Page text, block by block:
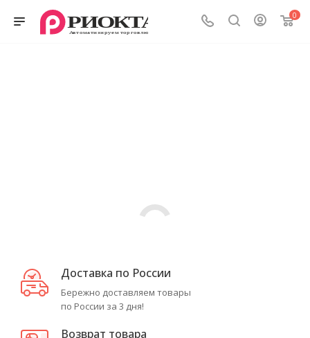
0
Доставка по России
Бережно доставляем товары
по России за 3 дня!
Возврат товара